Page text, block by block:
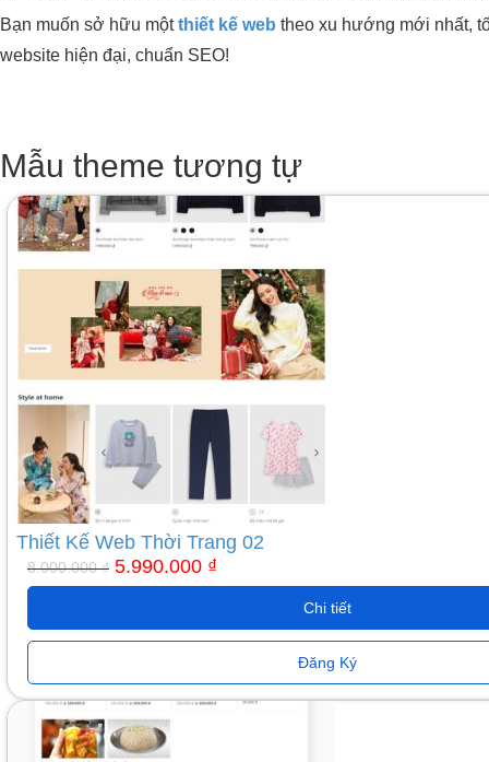
Bạn muốn sở hữu mộtthiết kế web theo xu hướng mới nhất,
website hiện đại, chuẩn SEO!
Mẫu theme tương tự
Thiết Kế Web Thời Trang 02
8.000.000₫
Giá
gốc
8.000.000 ₫.
5.990.000 ₫
Giá
hiện
tại
là:
5.990.000 ₫.
Chi tiết
Đăng Ký
gốc